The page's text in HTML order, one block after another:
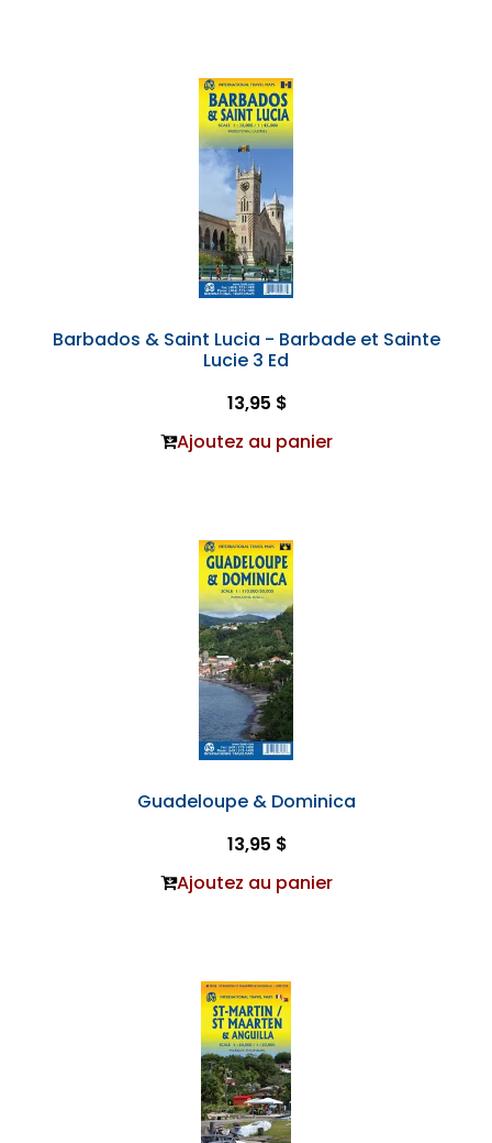
Barbados & Saint Lucia - Barbade et Sainte
Lucie 3 Ed
13,95 $
Ajoutez au panier
Guadeloupe & Dominica
13,95 $
Ajoutez au panier